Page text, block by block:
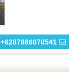
+6287886070541